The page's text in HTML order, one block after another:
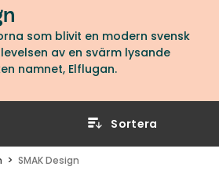
som blivit en modern svensk
av en svärm lysande
namnet, Elflugan.
Sortera
SMAK Design